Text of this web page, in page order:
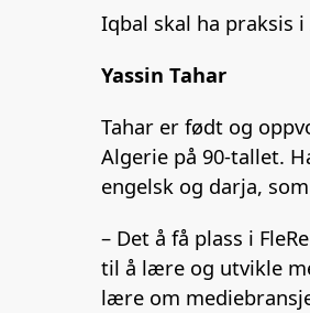
Iqbal skal ha praksis
Yassin Tahar
Tahar er født og
Algerie på 90-tallet.
engelsk og darja,
– Det å få plass i
til å lære og utvikle
lære om